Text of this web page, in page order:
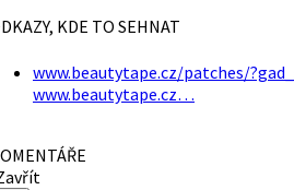
KDE TO SEHNAT
www.beautytape.cz/patches/
www.beautytape.cz…